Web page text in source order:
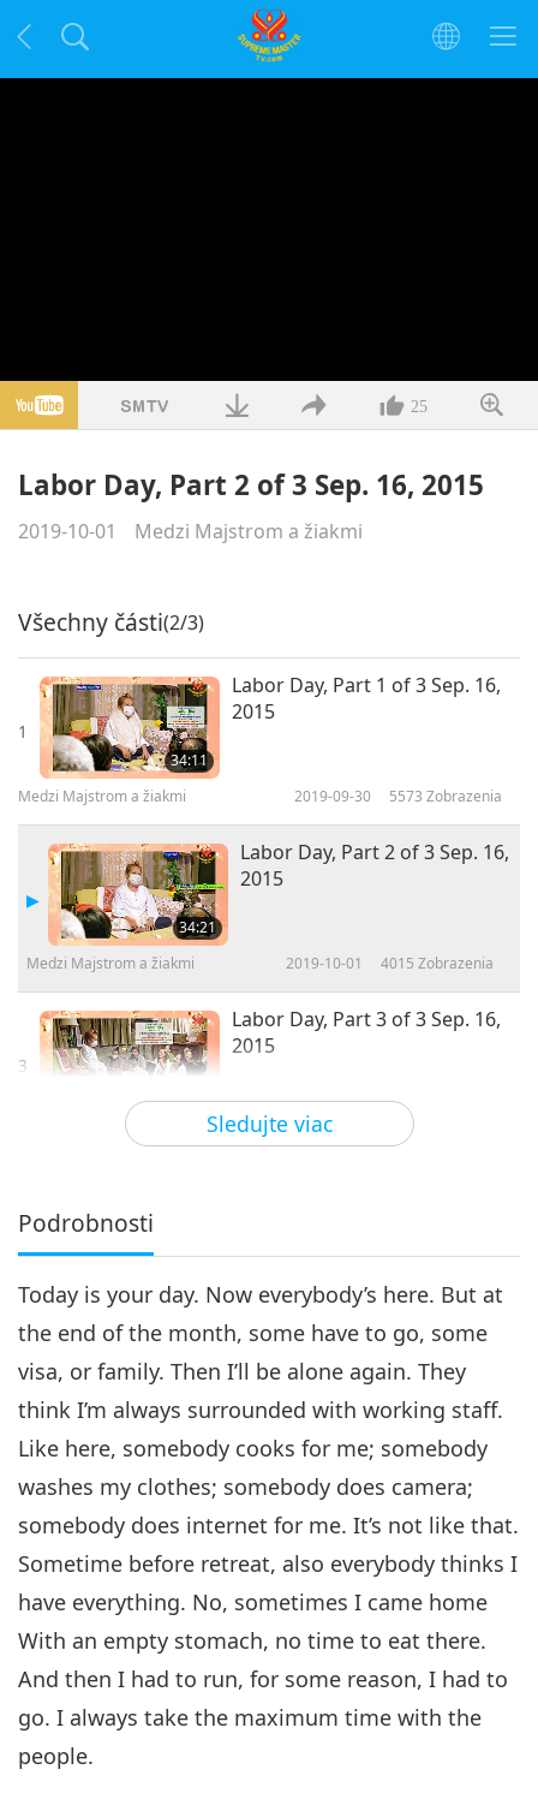
25
Labor Day, Part 2 of 3 Sep. 16, 2015
2019-10-01 Medzi Majstrom a žiakmi
Sledujte viac
Všechny části(2/3)
1
34:11
Labor Day, Part 1 of 3 Sep. 16,
2015
Medzi Majstrom a žiakmi 2019-09-30 5573 Zobrazenia
34:21
Labor Day, Part 2 of 3 Sep. 16,
2015
Medzi Majstrom a žiakmi 2019-10-01 4015 Zobrazenia
3
Labor Day, Part 3 of 3 Sep. 16,
2015
Medzi Majstrom a žiakmi 2019-10-02 4189
Podrobnosti
Today is your day. Now everybody’s here. But at
the end of the month, some have to go, some
visa, or family. Then I’ll be alone again. They
think I’m always surrounded with working staff.
Like here, somebody cooks for me; somebody
washes my clothes; somebody does camera;
somebody does internet for me. It’s not like that.
Sometime before retreat, also everybody thinks I
have everything. No, sometimes I came home
With an empty stomach, no time to eat there.
And then I had to run, for some reason, I had to
go. I always take the maximum time with the
people.